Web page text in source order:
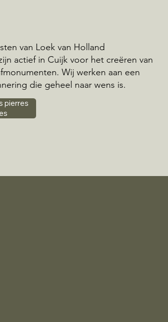
van Loek van Holland
actief in Cuijk voor het creëren van
Wij werken aan een
die geheel naar wens is.
pierres